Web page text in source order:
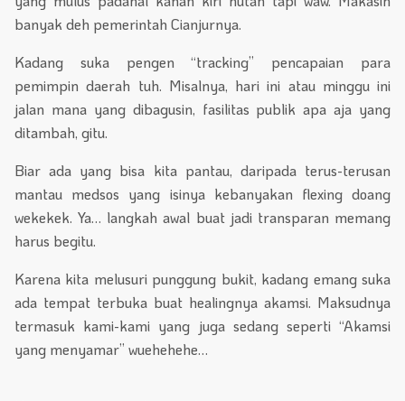
banyak deh pemerintah Cianjurnya.
Kadang suka pengen “tracking” pencapaian para
pemimpin daerah tuh. Misalnya, hari ini atau minggu ini
jalan mana yang dibagusin, fasilitas publik apa aja yang
ditambah, gitu.
Biar ada yang bisa kita pantau, daripada terus-terusan
mantau medsos yang isinya kebanyakan flexing doang
wekekek. Ya… langkah awal buat jadi transparan memang
harus begitu.
Karena kita melusuri punggung bukit, kadang emang suka
ada tempat terbuka buat healingnya akamsi. Maksudnya
termasuk kami-kami yang juga sedang seperti “Akamsi
yang menyamar” wuehehehe…